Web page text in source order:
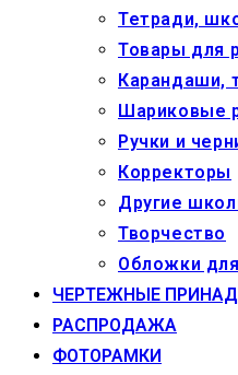
Тетради,
Товары для
Карандаши,
Шариковые
Ручки и
Корректоры
Другие
Творчество
Обложки
ЧЕРТЕЖНЫЕ
РАСПРОДАЖА
ФОТОРАМКИ